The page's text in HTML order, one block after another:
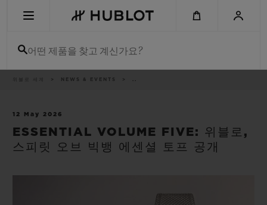
어떤 제품을 찾고 계신가요?
NEWS & EVENTS ..
12 May 2026
ESSENTIAL VOLUME FIVE: 위블로,
스피릿 오브 빅뱅 에센셜 토프 공개
신제품